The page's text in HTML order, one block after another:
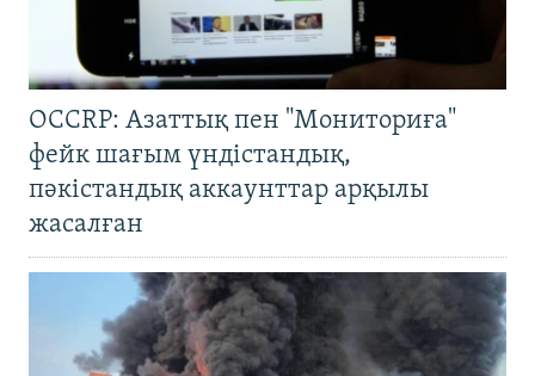
OCCRP: Азаттық пен "Мониториға"
фейк шағым үндістандық,
пәкістандық аккаунттар арқылы
жасалған